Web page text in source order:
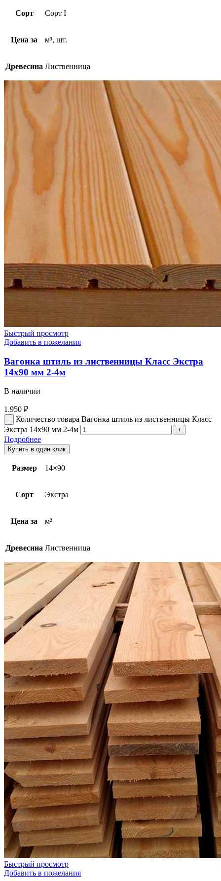
Сорт Сорт I
Цена за м³, шт.
Древесина Лиственница
Быстрый просмотр
Добавить в пожелания
Вагонка штиль из лиственницы Класс Экстра
14х90 мм 2-4м
В наличии
1.950 ₽
Количество товара Вагонка штиль из лиственницы Класс
Экстра 14х90 мм 2-4м
Подробнее
Купить в один клик
Размер 14×90
Сорт Экстра
Цена за м²
Древесина Лиственница
Быстрый просмотр
Добавить в пожелания